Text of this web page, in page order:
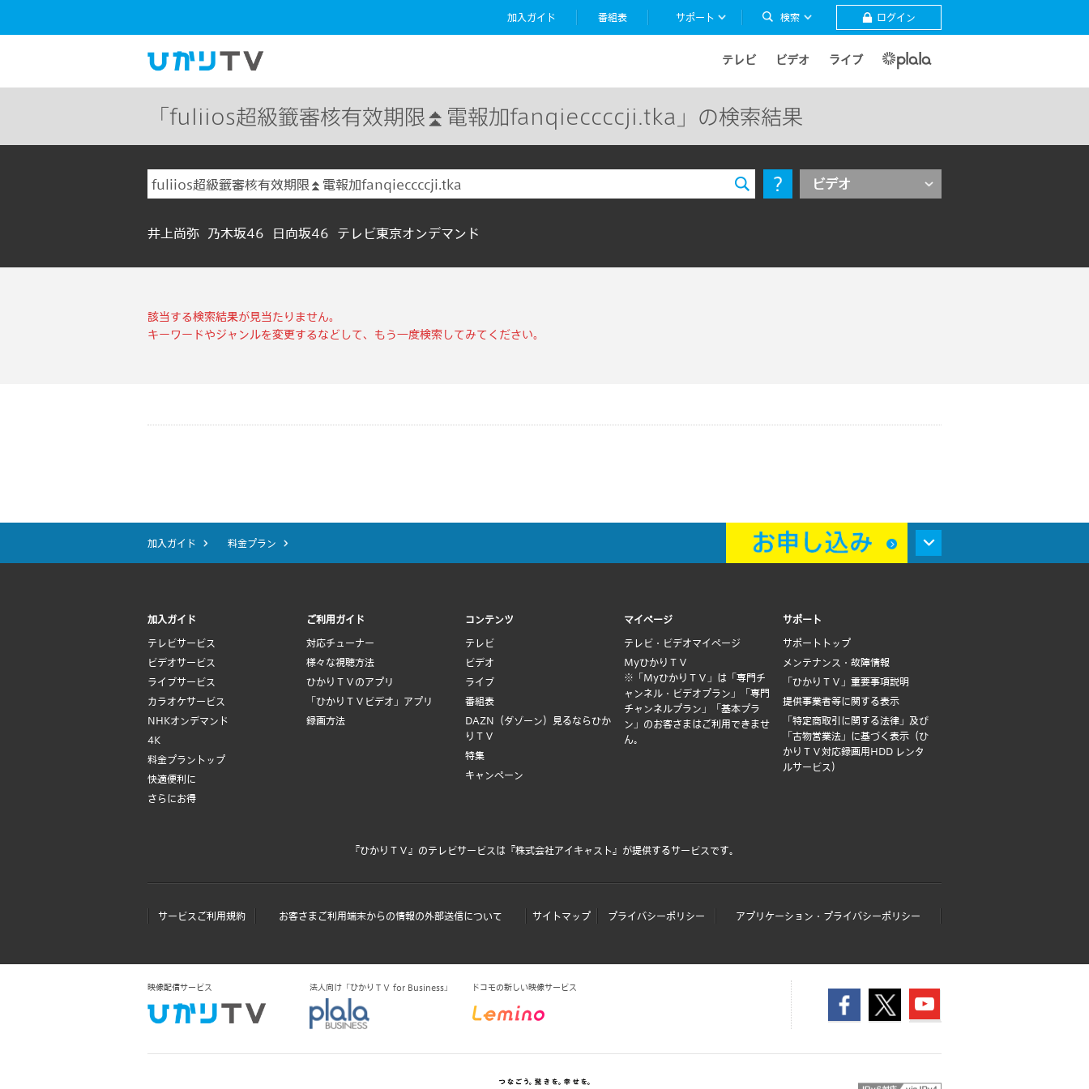
検索
加入ガイド 番組表 サポート ログイン
テレビ ビデオ ライブ
「fuliios超級籤審核有效期限⏫️電報加fanqieccccji.tka」の検索結果
ビデオ
井上尚弥 乃木坂46 日向坂46 テレビ東京オンデマンド
該当する検索結果が見当たりません。
キーワードやジャンルを変更するなどして、もう一度検索してみてください。
加入ガイド 料金プラン
加入ガイド
テレビサービス
ビデオサービス
ライブサービス
カラオケサービス
NHKオンデマンド
4K
料金プラントップ
快適便利に
さらにお得
ご利用ガイド
対応チューナー
様々な視聴方法
ひかりＴＶのアプリ
「ひかりＴＶビデオ」アプリ
録画方法
コンテンツ
テレビ
ビデオ
ライブ
番組表
DAZN（ダゾーン）見るならひか
りＴＶ
特集
キャンペーン
マイページ
テレビ・ビデオマイページ
MyひかりＴＶ
※「MyひかりＴＶ」は「専門チ
ャンネル・ビデオプラン」「専門
チャンネルプラン」「基本プラ
ン」のお客さまはご利用できませ
ん。
サポート
サポートトップ
メンテナンス・故障情報
「ひかりＴＶ」重要事項説明
提供事業者等に関する表示
「特定商取引に関する法律」及び
「古物営業法」に基づく表示（ひ
かりＴＶ対応録画用HDD レンタ
ルサービス）
『ひかりＴＶ』のテレビサービスは 『株式会社アイキャスト』 が提供するサービスです。
サービスご利用規約 お客さまご利用端末からの情報の外部送信について サイトマップ プライバシーポリシー アプリケーション・プライバシーポリシー
映像配信サービス 法人向け「ひかりＴＶ for Business」 ドコモの新しい映像サービス